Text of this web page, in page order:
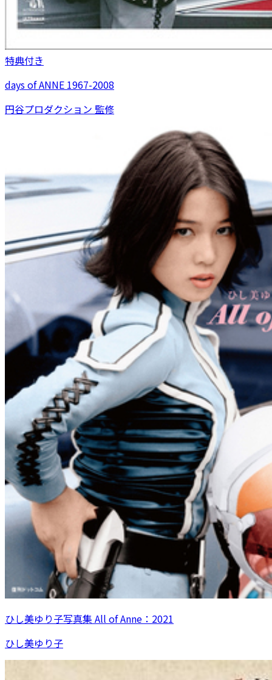
特典付き
days of ANNE 1967-2008
円谷プロダクション 監修
ひし美ゆり子写真集 All of Anne：2021
ひし美ゆり子